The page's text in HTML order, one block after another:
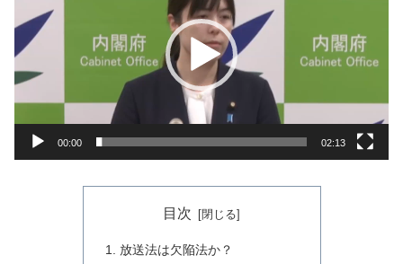
ー
ヤ
00:00 02:13
目次
放送法は欠陥法か？